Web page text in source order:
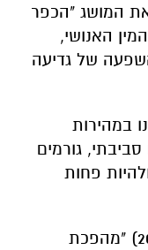
המושג "הכפר
האנושי,
של גדיעה
במהירות
גורמים
פחות
גם מיכה גודמן בספרו המצוין (2021) "מהפכת